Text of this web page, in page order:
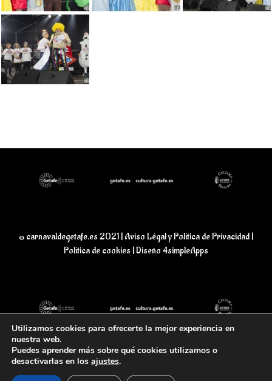
© carnavaldegetafe.es 2021 |Aviso Légal y Política de Privacidad |
Política de cookies |Diseño 4simpleApps
© carnavaldegetafe.es 2021 |
Política de cookies |Diseño 4simpleApps
Utilizamos cookies para ofrecerte la mejor experiencia en
nuestra web.
Puedes aprender más sobre qué cookies utilizamos o
desactivarlas en los ajustes.